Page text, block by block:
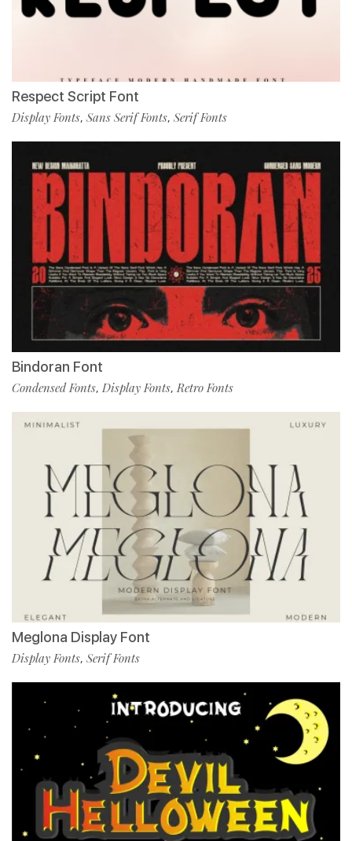
Respect Script Font
Display Fonts, Sans Serif Fonts, Serif Fonts
Bindoran Font
Condensed Fonts, Display Fonts, Retro Fonts
Meglona Display Font
Display Fonts, Serif Fonts